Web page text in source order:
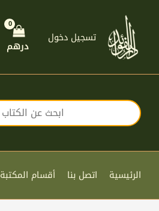
المحتوى
تسجيل دخول
درهم
الرئيسية اتصل بنا أقسام المكتبة